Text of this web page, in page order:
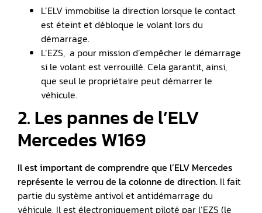
L’ELV immobilise la direction lorsque le contact
est éteint et débloque le volant lors du
démarrage.
L’EZS, a pour mission d’empêcher le démarrage
si le volant est verrouillé. Cela garantit, ainsi,
que seul le propriétaire peut démarrer le
véhicule.
2. Les pannes de l’ELV
Mercedes W169
Il est important de comprendre que l’ELV Mercedes
représente le verrou de la colonne de direction. Il fait
partie du système antivol et antidémarrage du
véhicule. Il est électroniquement piloté par l’EZS (le